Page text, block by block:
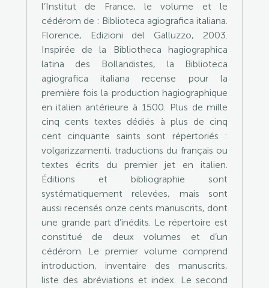
l’Institut de France, le volume et le
cédérom de : Biblioteca agiografica italiana.
Florence, Edizioni del Galluzzo, 2003.
Inspirée de la Bibliotheca hagiographica
latina des Bollandistes, la Biblioteca
agiografica italiana recense pour la
première fois la production hagiographique
en italien antérieure à 1500. Plus de mille
cinq cents textes dédiés à plus de cinq
cent cinquante saints sont répertoriés :
volgarizzamenti, traductions du français ou
textes écrits du premier jet en italien.
Éditions et bibliographie sont
systématiquement relevées, mais sont
aussi recensés onze cents manuscrits, dont
une grande part d’inédits. Le répertoire est
constitué de deux volumes et d’un
cédérom. Le premier volume comprend
introduction, inventaire des manuscrits,
liste des abréviations et index. Le second